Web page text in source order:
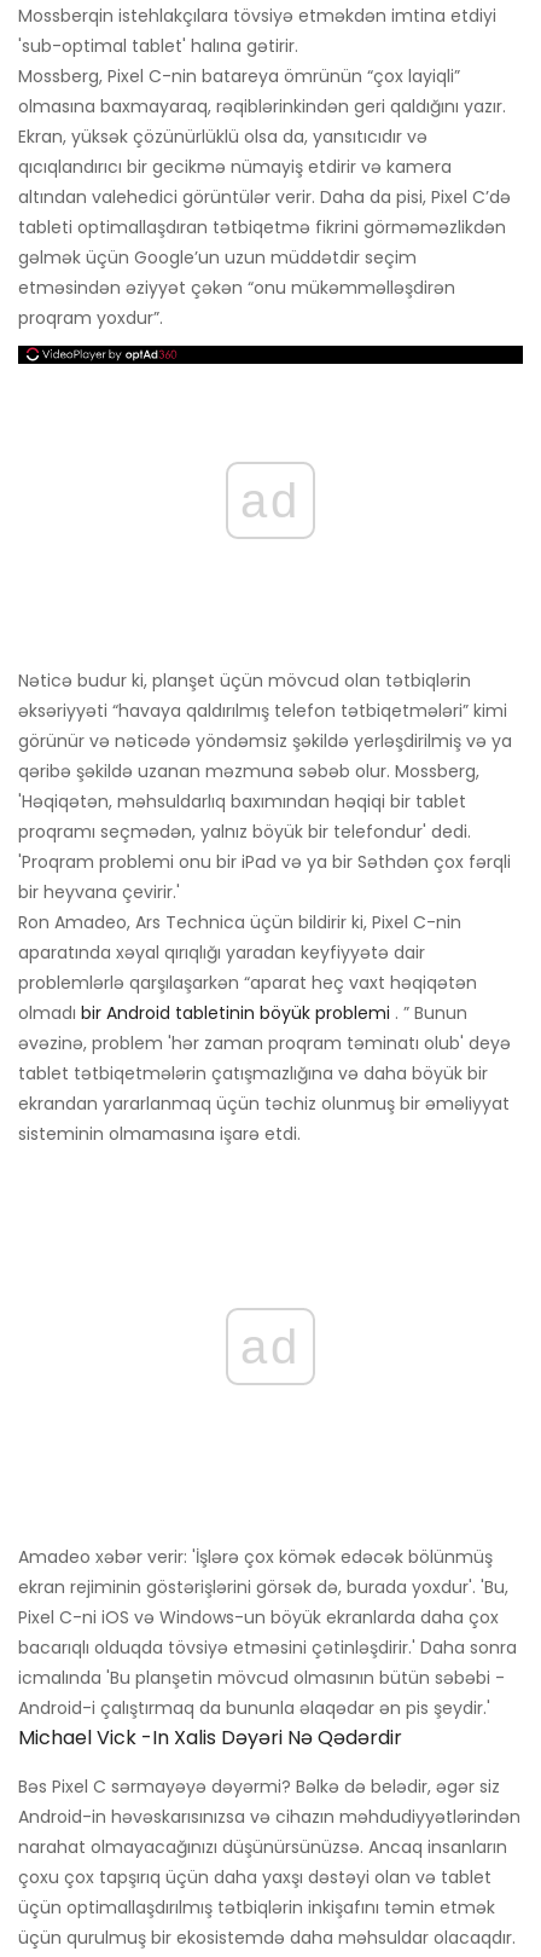
Mossberqin istehlakçılara tövsiyə etməkdən imtina etdiyi
'sub-optimal tablet' halına gətirir.
Mossberg, Pixel C-nin batareya ömrünün “çox layiqli”
olmasına baxmayaraq, rəqiblərinkindən geri qaldığını yazır.
Ekran, yüksək çözünürlüklü olsa da, yansıtıcıdır və
qıcıqlandırıcı bir gecikmə nümayiş etdirir və kamera
altından valehedici görüntülər verir. Daha da pisi, Pixel C’də
tableti optimallaşdıran tətbiqetmə fikrini görməməzlikdən
gəlmək üçün Google’un uzun müddətdir seçim
etməsindən əziyyət çəkən “onu mükəmməlləşdirən
proqram yoxdur”.
ad
Nəticə budur ki, planşet üçün mövcud olan tətbiqlərin
əksəriyyəti “havaya qaldırılmış telefon tətbiqetmələri” kimi
görünür və nəticədə yöndəmsiz şəkildə yerləşdirilmiş və ya
qəribə şəkildə uzanan məzmuna səbəb olur. Mossberg,
'Həqiqətən, məhsuldarlıq baxımından həqiqi bir tablet
proqramı seçmədən, yalnız böyük bir telefondur' dedi.
'Proqram problemi onu bir iPad və ya bir Səthdən çox fərqli
bir heyvana çevirir.'
Ron Amadeo, Ars Technica üçün bildirir ki, Pixel C-nin
aparatında xəyal qırıqlığı yaradan keyfiyyətə dair
problemlərlə qarşılaşarkən “aparat heç vaxt həqiqətən
olmadı bir Android tabletinin böyük problemi . ” Bunun
əvəzinə, problem 'hər zaman proqram təminatı olub' deyə
tablet tətbiqetmələrin çatışmazlığına və daha böyük bir
ekrandan yararlanmaq üçün təchiz olunmuş bir əməliyyat
sisteminin olmamasına işarə etdi.
ad
Amadeo xəbər verir: 'İşlərə çox kömək edəcək bölünmüş
ekran rejiminin göstərişlərini görsək də, burada yoxdur'. 'Bu,
Pixel C-ni iOS və Windows-un böyük ekranlarda daha çox
bacarıqlı olduqda tövsiyə etməsini çətinləşdirir.' Daha sonra
icmalında 'Bu planşetin mövcud olmasının bütün səbəbi -
Android-i çalıştırmaq da bununla əlaqədar ən pis şeydir.'
Michael Vick -in Xalis Dəyəri Nə Qədərdir
Bəs Pixel C sərmayəyə dəyərmi? Bəlkə də belədir, əgər siz
Android-in həvəskarısınızsa və cihazın məhdudiyyətlərindən
narahat olmayacağınızı düşünürsünüzsə. Ancaq insanların
çoxu çox tapşırıq üçün daha yaxşı dəstəyi olan və tablet
üçün optimallaşdırılmış tətbiqlərin inkişafını təmin etmək
üçün qurulmuş bir ekosistemdə daha məhsuldar olacaqdır.